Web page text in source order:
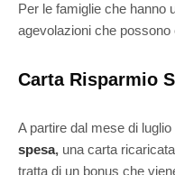
Per le famiglie che hanno
agevolazioni che
Carta Risparmio
A partire dal mese di
spesa, una carta
tratta di un bonus che